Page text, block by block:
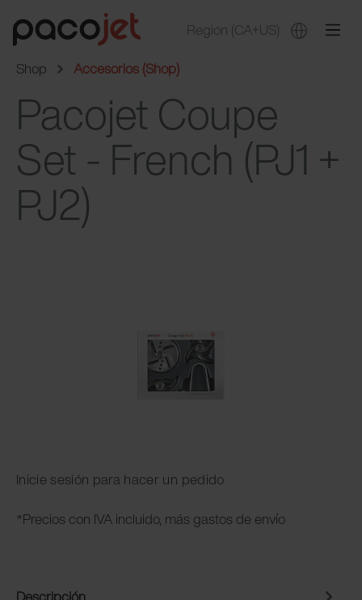
Region (CA+US)
Shop
Accesorios (Shop)
Pacojet Coupe
Set - French (PJ1 +
PJ2)
Inicie sesión para hacer un pedido
*Precios con IVA incluido, más gastos de envío
Descripción